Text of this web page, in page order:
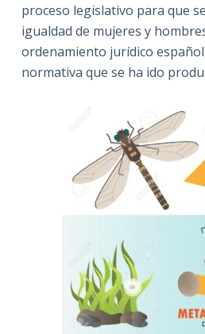
proceso legislativo para que
igualdad de mujeres y
ordenamiento jurídico
normativa que se ha ido